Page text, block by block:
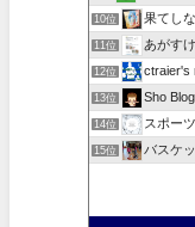
10位 果てし
11位 あがす
12位 ctraier's
13位 Sho
14位 スポー
15位 バスケ